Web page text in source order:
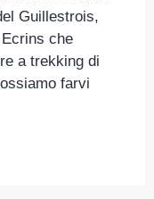
Guillestrois,
che
a trekking di
farvi